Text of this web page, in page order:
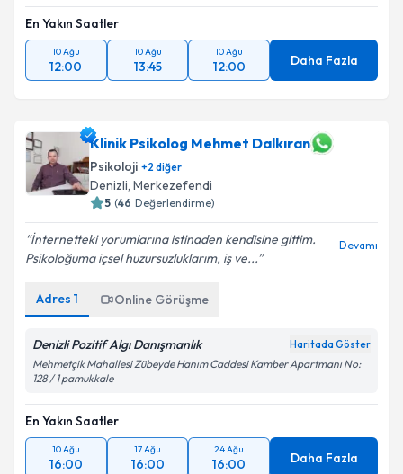
En Yakın Saatler
10 Ağu
12:00
10 Ağu
13:45
10 Ağu
12:00 Daha Fazla
Klinik Psikolog Mehmet Dalkıran
Psikoloji +2 diğer
Denizli, Merkezefendi
5 (46 Değerlendirme)
İnternetteki yorumlarına istinaden kendisine gittim.
Psikoloğuma içsel huzursuzluklarım, iş ve...
Devamı
Adres 1 Online Görüşme
Denizli Pozitif Algı Danışmanlık Haritada Göster
Mehmetçik Mahallesi Zübeyde Hanım Caddesi Kamber Apartmanı No:
128 / 1 pamukkale
En Yakın Saatler
10 Ağu
16:00
17 Ağu
16:00
24 Ağu
16:00 Daha Fazla